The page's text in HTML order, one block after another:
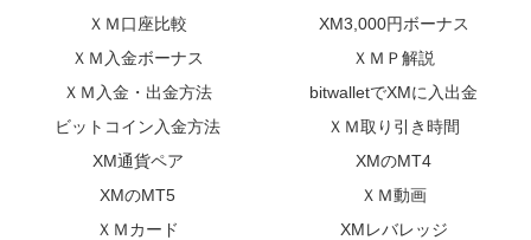
ＸＭ口座比較
XM3,000円ボーナス
ＸＭ入金ボーナス
ＸＭＰ解説
ＸＭ入金・出金方法
bitwalletでXMに入出金
ビットコイン入金方法
ＸＭ取り引き時間
XM通貨ペア
XMのMT4
XMのMT5
ＸＭ動画
ＸＭカード
XMレバレッジ